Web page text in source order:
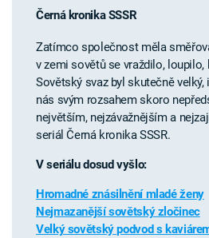
Černá kronika SSSR
Zatímco společnost měla
v zemi sovětů se vraždilo,
Sovětský svaz byl skutečně
nás svým rozsahem skoro
největším, nejzávažnějším a
seriál Černá kronika SSSR.
V seriálu dosud vyšlo:
Hromadné znásilnění mladé ženy
Nejmazanější sovětský zločinec
Velký sovětský podvod s